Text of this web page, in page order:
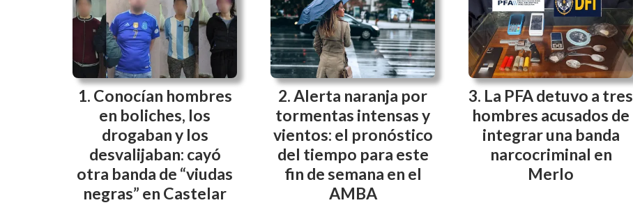
Conocían hombres
en boliches, los
drogaban y los
desvalijaban: cayó
otra banda de “viudas
negras” en Castelar
Alerta naranja por
tormentas intensas y
vientos: el pronóstico
del tiempo para este
fin de semana en el
AMBA
La PFA detuvo a tres
hombres acusados de
integrar una banda
narcocriminal en
Merlo